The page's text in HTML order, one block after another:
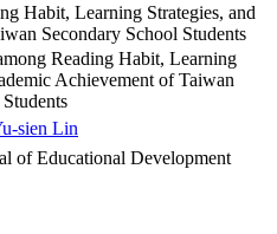
Habit, Learning Strategies, and
Secondary School Students
Reading Habit, Learning
Achievement of Taiwan
sien Lin
of Educational Development